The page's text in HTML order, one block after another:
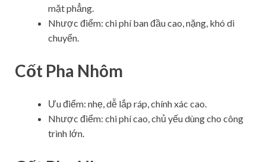
mặt phẳng.
Nhược điểm: chi phí ban đầu cao, nặng, khó di
chuyển.
Cốt Pha Nhôm
Ưu điểm: nhẹ, dễ lắp ráp, chính xác cao.
Nhược điểm: chi phí cao, chủ yếu dùng cho công
trình lớn.